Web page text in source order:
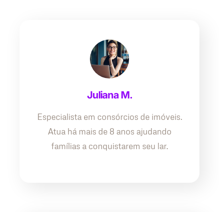
Juliana M.
Especialista em consórcios de imóveis.
Atua há mais de 8 anos ajudando
famílias a conquistarem seu lar.